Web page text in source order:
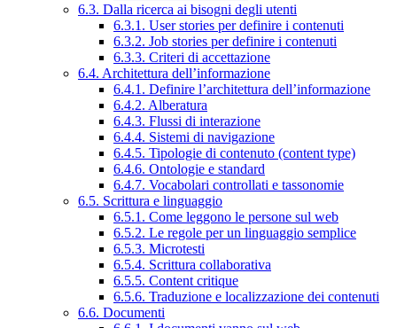
6.3. Dalla ricerca ai bisogni degli utenti
6.3.1. User stories per definire i contenuti
6.3.2. Job stories per definire i contenuti
6.3.3. Criteri di accettazione
6.4. Architettura dell’informazione
6.4.1. Definire l’architettura dell’informazione
6.4.2. Alberatura
6.4.3. Flussi di interazione
6.4.4. Sistemi di navigazione
6.4.5. Tipologie di contenuto (content type)
6.4.6. Ontologie e standard
6.4.7. Vocabolari controllati e tassonomie
6.5. Scrittura e linguaggio
6.5.1. Come leggono le persone sul web
6.5.2. Le regole per un linguaggio semplice
6.5.3. Microtesti
6.5.4. Scrittura collaborativa
6.5.5. Content critique
6.5.6. Traduzione e localizzazione dei contenuti
6.6. Documenti